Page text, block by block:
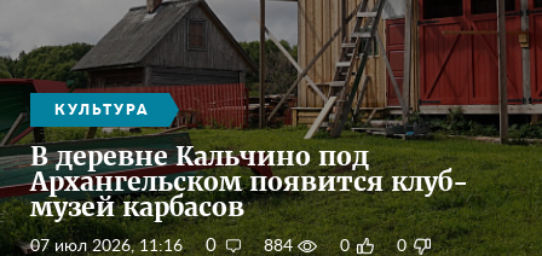
КУЛЬТУРА
В деревне Кальчино под
Архангельском появится клуб-
музей карбасов
07 июл 2026, 11:16 0 884 0 0